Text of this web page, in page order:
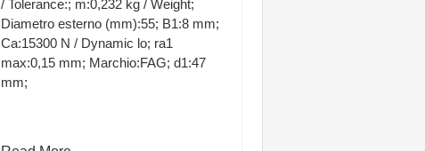
/ Tolerance:; m:0,232 kg / Weight;
Diametro esterno (mm):55; B1:8 mm;
Ca:15300 N / Dynamic lo; ra1
max:0,15 mm; Marchio:FAG; d1:47
mm;